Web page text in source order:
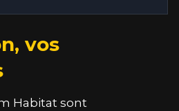
vos
Habitat sont